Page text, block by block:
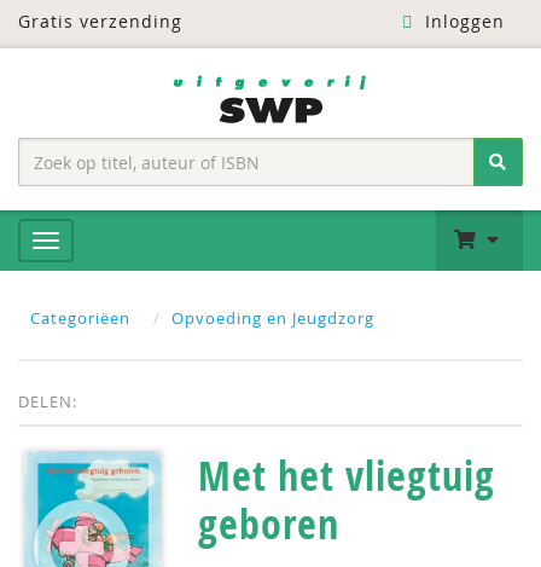
Gratis verzending Inloggen
Categoriëen Opvoeding en Jeugdzorg
DELEN:
Met het vliegtuig
geboren